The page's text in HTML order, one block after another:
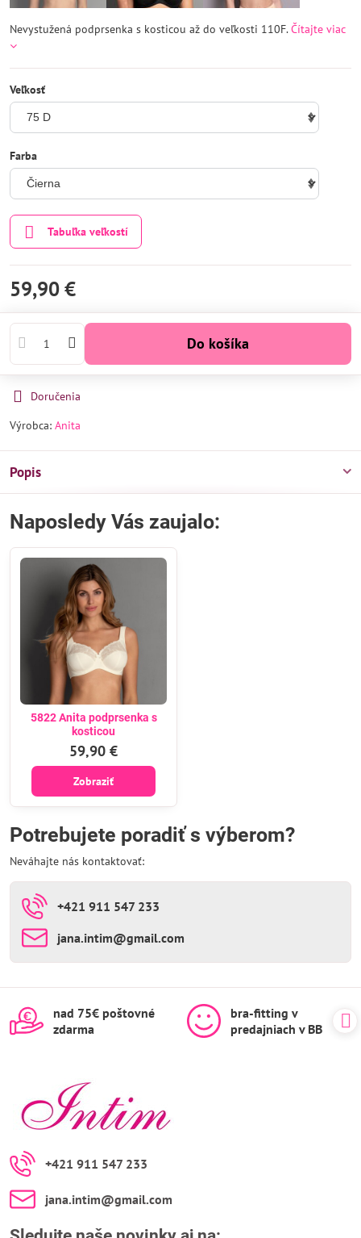
Nevystužená podprsenka s kosticou až do veľkosti 110F.Čítajte viac
Veľkosť
Farba
Tabuľka veľkostí
59,90 €
Do košíka
Doručenia
Výrobca: Anita
Popis
Naposledy Vás zaujalo:
5822 Anita podprsenka s
kosticou
59,90 €
Zobraziť
Potrebujete poradiť s výberom?
Neváhajte nás kontaktovať:
+421 911 547 233
jana​.intim​@gmail​.com
nad 75€ poštovné
zdarma
bra-fitting v
predajniach v BB
+421 911 547 233
jana​.intim​@gmail​.com